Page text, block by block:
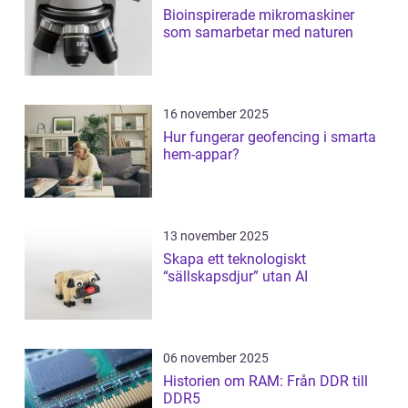
Bioinspirerade mikromaskiner
som samarbetar med naturen
16 november 2025
Hur fungerar geofencing i smarta
hem-appar?
13 november 2025
Skapa ett teknologiskt
“sällskapsdjur” utan AI
06 november 2025
Historien om RAM: Från DDR till
DDR5